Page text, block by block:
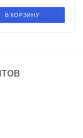
В КОРЗИНУ